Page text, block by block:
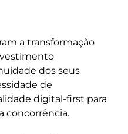
a transformação
dos seus
de
digital-first para
concorrência.